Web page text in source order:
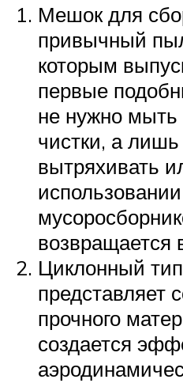
Мешок для
привычный
которым
первые
не нужно мыть
чистки, а
вытряхивать
возвращается
Циклонный
представляет
прочного
создается